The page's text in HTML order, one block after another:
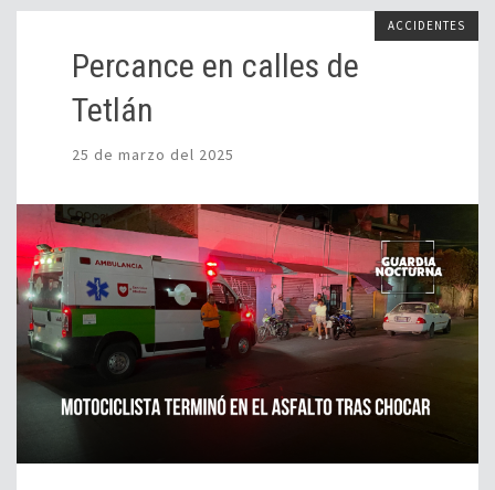
ACCIDENTES
Percance en calles de
Tetlán
25 de marzo del 2025